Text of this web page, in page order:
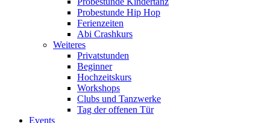
Probestunde Hip Hop
Ferienzeiten
Abi Crashkurs
Weiteres
Privatstunden
Beginner
Hochzeitskurs
Workshops
Clubs und Tanzwerke
Tag der offenen Tür
Events